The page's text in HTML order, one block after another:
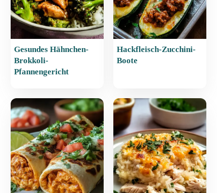
Gesundes Hähnchen-
Brokkoli-
Pfannengericht
Hackfleisch-Zucchini-
Boote